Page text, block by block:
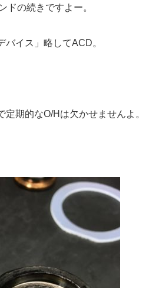
ドの続きですよー。
イス」略してACD。
期的なO/Hは欠かせませんよ。